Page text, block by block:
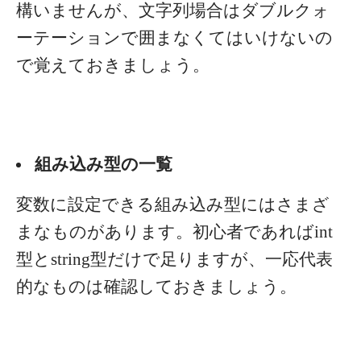
構いませんが、文字列場合はダブルクォ
ーテーションで囲まなくてはいけないの
で覚えておきましょう。
組み込み型の一覧
変数に設定できる組み込み型にはさまざ
まなものがあります。初心者であればint
型とstring型だけで足りますが、一応代表
的なものは確認しておきましょう。